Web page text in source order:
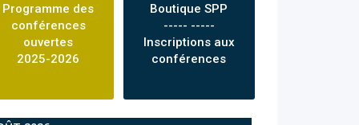
Programme des
conférences
ouvertes
2025-2026
Boutique SPP
----- -----
Inscriptions aux
conférences